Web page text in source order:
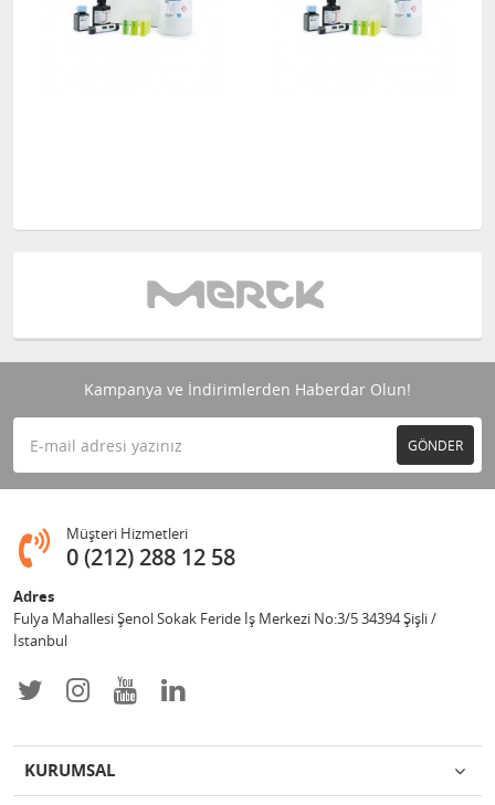
Kampanya ve İndirimlerden Haberdar Olun!
GÖNDER
Müşteri Hizmetleri
0 (212) 288 12 58
Adres
Fulya Mahallesi Şenol Sokak Feride İş Merkezi No:3/5 34394 Şişli /
İstanbul
KURUMSAL